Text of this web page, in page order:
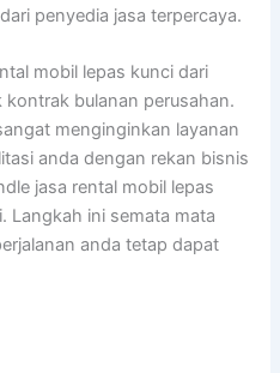
penyedia jasa terpercaya.
mobil lepas kunci dari
bulanan perusahan.
menginginkan layanan
anda dengan rekan bisnis
jasa rental mobil lepas
Langkah ini semata mata
anda tetap dapat